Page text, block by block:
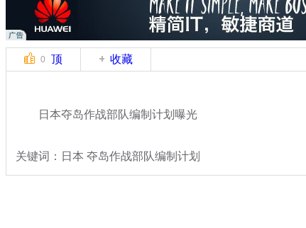
0 顶 收藏
日本夺岛作战部队编制计划曝光
关键词：日本 夺岛作战部队编制计划